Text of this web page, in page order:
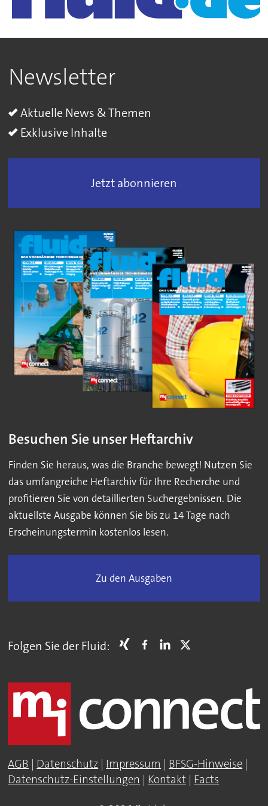
Newsletter
Aktuelle News & Themen
Exklusive Inhalte
Jetzt abonnieren
Besuchen Sie unser Heftarchiv
Finden Sie heraus, was die Branche bewegt! Nutzen Sie
das umfangreiche Heftarchiv für Ihre Recherche und
profitieren Sie von detaillierten Suchergebnissen. Die
aktuellste Ausgabe können Sie bis zu 14 Tage nach
Erscheinungstermin kostenlos lesen.
Zu den Ausgaben
Folgen Sie der Fluid:
AGB | Datenschutz | Impressum | BFSG-Hinweise |
Datenschutz-Einstellungen | Kontakt | Facts